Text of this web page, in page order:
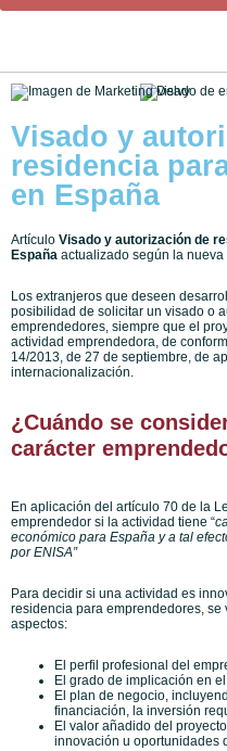
Visado y
residencia
en España
Artículo Visado y autorización de
España actualizado según la
Los extranjeros que deseen
posibilidad de solicitar un visado o
emprendedores, siempre que el
actividad emprendedora, de
14/2013, de 27 de septiembre, de
internacionalización.
¿Cuándo se
carácter
En aplicación del artículo 70 de la
emprendedor si la actividad tiene “
económico para España y a tal
por ENISA”
Para decidir si una actividad es
residencia para emprendedores,
aspectos:
El perfil profesional del
El grado de implicación en
El plan de negocio,
financiación, la inversión
El valor añadido del
innovación u oportunidades